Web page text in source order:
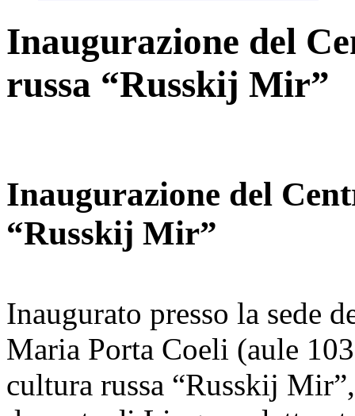
Inaugurazione del
russa “Russkij Mir”
Inaugurazione del
“Russkij Mir”
Inaugurato presso la sede
Maria Porta Coeli (aule
cultura russa “Russkij